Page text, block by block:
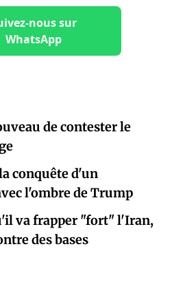
nous sur
WhatsApp
de contester le
conquête d'un
l'ombre de Trump
va frapper "fort" l'Iran,
des bases